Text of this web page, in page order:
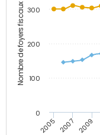
Nombre de foyers fiscaux
2005 2007 2009
0
100
200
300